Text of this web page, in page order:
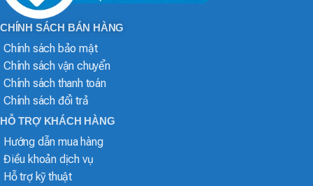
CHÍNH SÁCH BÁN HÀNG
Chính sách bảo mật
Chính sách vận chuyển
Chính sách thanh toán
Chính sách đổi trả
HỖ TRỢ KHÁCH HÀNG
Hướng dẫn mua hàng
Điều khoản dịch vụ
Hỗ trợ kỹ thuật